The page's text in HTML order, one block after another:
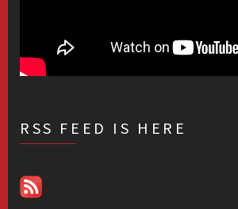
RSS FEED IS HERE